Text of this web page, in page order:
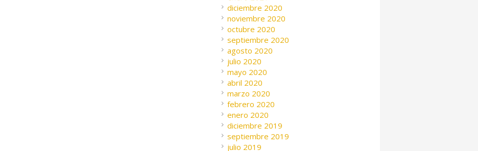
diciembre 2020
noviembre 2020
octubre 2020
septiembre 2020
agosto 2020
julio 2020
mayo 2020
abril 2020
marzo 2020
febrero 2020
enero 2020
diciembre 2019
septiembre 2019
julio 2019